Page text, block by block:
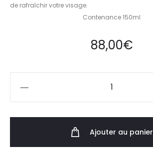
de rafraîchir votre visage.
Contenance 150ml
88,00€
Ajouter au panier